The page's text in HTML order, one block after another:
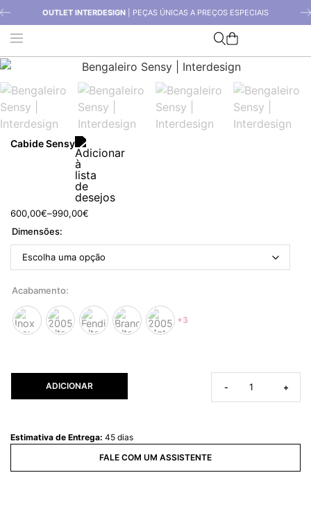
OUTLET INTERDESIGN | PEÇAS ÚNICAS A PREÇOS ESPECIAIS
Cabide Sensy
600,00€–990,00€
Dimensões
Acabamento
+3
- +
ADICIONAR
Estimativa de Entrega: 45 dias
FALE COM UM ASSISTENTE